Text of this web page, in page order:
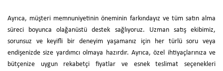
Ayrıca, müşteri memnuniyetinin öneminin farkındayız ve tüm satın alma
süreci boyunca olağanüstü destek sağlıyoruz. Uzman satış ekibimiz,
sorunsuz ve keyifli bir deneyim yaşamanız için her türlü soru veya
endişenizde size yardımcı olmaya hazırdır. Ayrıca, özel ihtiyaçlarınıza ve
bütçenize uygun rekabetçi fiyatlar ve esnek teslimat seçenekleri